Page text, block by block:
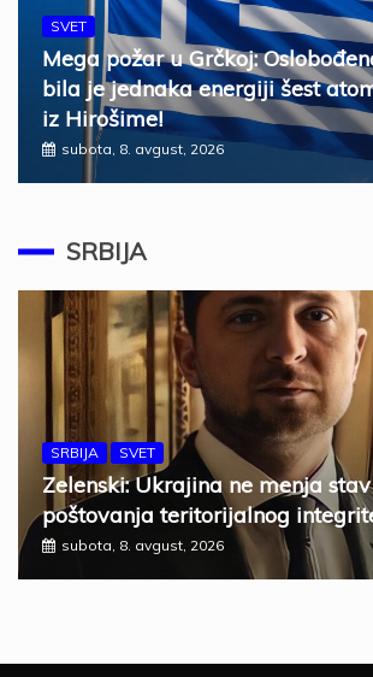
SVET
Mega požar u Grčkoj:
bila je jednaka energiji šest
iz Hirošime!
subota, 8. avgust, 2026
SRBIJA
SRBIJA SVET
Zelenski: Ukrajina ne menja
poštovanja teritorijalnog
subota, 8. avgust, 2026